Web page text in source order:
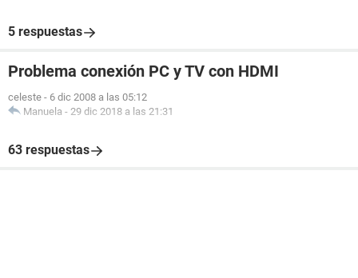
5 respuestas
Problema conexión PC y TV con HDMI
celeste - 6 dic 2008 a las 05:12
Manuela - 29 dic 2018 a las 21:31
63 respuestas